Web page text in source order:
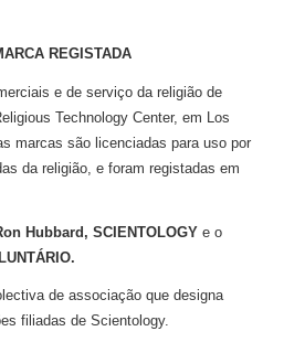
REGISTADA
e de serviço da religião de
Technology Center, em Los
marcas são licenciadas para uso por
da religião, e foram registadas em
Hubbard, SCIENTOLOGY e o
de associação que designa
filiadas de Scientology.